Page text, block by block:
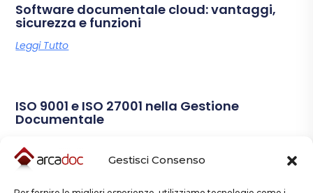
Gestisci Consenso
Software documentale cloud: vantaggi,
sicurezza e funzioni
Leggi Tutto
ISO 9001 e ISO 27001 nella Gestione
Documentale